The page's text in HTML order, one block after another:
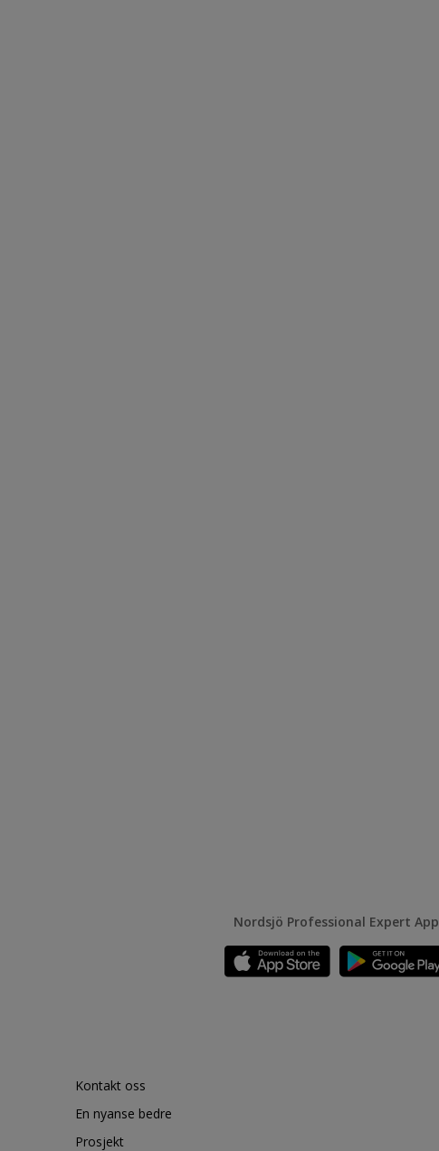
Nordsjö Professional Expert App
Kontakt oss
En nyanse bedre
Prosjekt